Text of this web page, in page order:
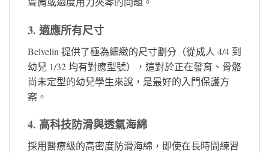
3. 適應所有尺寸
Belvelin 提供了極為細緻的尺寸劃分（從成人 4/4 到
幼兒 1/32 均有對應型號），這對於正在發育、骨骼
尚未定型的幼兒學生來說，是最好的入門保護方
案。
4. 高科技防滑與透氣海綿
採用醫療級的高密度防滑海綿，即使在長時間練習